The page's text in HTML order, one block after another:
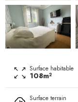
Surface habitable
108m²
Surface terrain